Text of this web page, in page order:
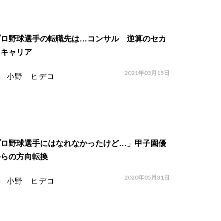
野球選手の転職先は…コンサル 逆算のセカ
ャリア
小野 ヒデコ 2021年03月15日
野球選手にはなれなかったけど…」甲子園優
の方向転換
小野 ヒデコ 2020年05月31日